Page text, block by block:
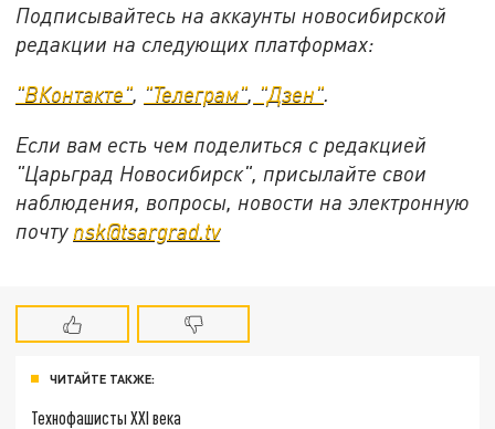
Подписывайтесь на аккаунты новосибирской
редакции на следующих платформах:
"ВКонтакте", "Телеграм", "Дзен".
Если вам есть чем поделиться с редакцией
"Царьград Новосибирск", присылайте свои
наблюдения, вопросы, новости на электронную
почту nsk@tsargrad.tv
ЧИТАЙТЕ ТАКЖЕ:
Технофашисты XXI века